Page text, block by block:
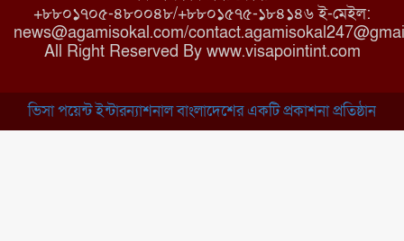
রাজবাড়ী: বালিয়াকান্দিতে কিশোরীর
ঝুলন্ত মরদেহ উদ্ধার
+৮৮০১৭০৫-৪৮০০৪৮/+৮৮০১৫৭৫-১৮৪১৪৬ ই-মেইল:
news@agamisokal.com/
All Right Reserved By www.visapointint.com
ভিসা পয়েন্ট ইন্টারন্যাশনাল বাংলাদেশের একটি প্রকাশনা প্রতিষ্ঠান